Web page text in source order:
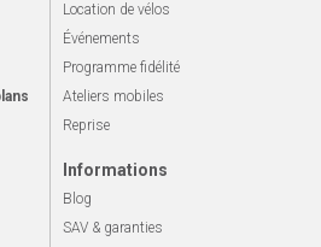
Location de vélos
Événements
Programme fidélité
Ateliers mobiles
Reprise
Informations
Blog
SAV & garanties